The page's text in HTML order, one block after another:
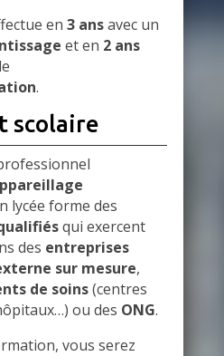
en3 ansavec un
et en 2 ans
.
scolaire
lycée forme des
qui exercent
des entreprises
sur mesure,
de soins(centres
ou des ONG.
vous serez